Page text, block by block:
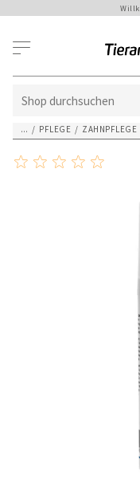
... / PFLEGE / ZAHNPFLEGE